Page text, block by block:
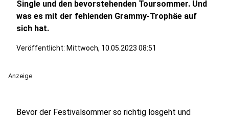
Single und den bevorstehenden Toursommer. Und
was es mit der fehlenden Grammy-Trophäe auf
sich hat.
Veröffentlicht: Mittwoch, 10.05.2023 08:51
Anzeige
Bevor der Festivalsommer so richtig losgeht und